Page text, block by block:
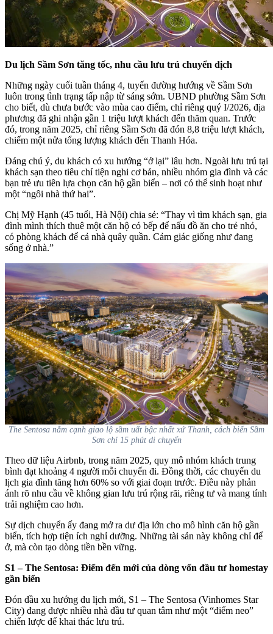
Du lịch Sầm Sơn tăng tốc, nhu cầu lưu trú chuyển dịch
Những ngày cuối tuần tháng 4, tuyến đường hướng về Sầm Sơn
luôn trong tình trạng tấp nập từ sáng sớm. UBND phường Sầm Sơn
cho biết, dù chưa bước vào mùa cao điểm, chỉ riêng quý I/2026, địa
phương đã ghi nhận gần 1 triệu lượt khách đến thăm quan. Trước
đó, trong năm 2025, chỉ riêng Sầm Sơn đã đón 8,8 triệu lượt khách,
chiếm một nửa tổng lượng khách đến Thanh Hóa.
Đáng chú ý, du khách có xu hướng “ở lại” lâu hơn. Ngoài lưu trú tại
khách sạn theo tiêu chí tiện nghi cơ bản, nhiều nhóm gia đình và các
bạn trẻ ưu tiên lựa chọn căn hộ gần biển – nơi có thể sinh hoạt như
một “ngôi nhà thứ hai”.
Chị Mỹ Hạnh (45 tuổi, Hà Nội) chia sẻ: “Thay vì tìm khách sạn, gia
đình mình thích thuê một căn hộ có bếp để nấu đồ ăn cho trẻ nhỏ,
có phòng khách để cả nhà quây quần. Cảm giác giống như đang
sống ở nhà.”
The Sentosa nằm cạnh giao lộ sầm uất bậc nhất xứ Thanh, cách biển Sầm
Sơn chỉ 15 phút di chuyển
Theo dữ liệu Airbnb, trong năm 2025, quy mô nhóm khách trung
bình đạt khoảng 4 người mỗi chuyến đi. Đồng thời, các chuyến du
lịch gia đình tăng hơn 60% so với giai đoạn trước. Điều này phản
ánh rõ nhu cầu về không gian lưu trú rộng rãi, riêng tư và mang tính
trải nghiệm cao hơn.
Sự dịch chuyển ấy đang mở ra dư địa lớn cho mô hình căn hộ gần
biển, tích hợp tiện ích nghỉ dưỡng. Những tài sản này không chỉ để
ở, mà còn tạo dòng tiền bền vững.
S1 – The Sentosa: Điểm đến mới của dòng vốn đầu tư homestay
gần biển
Đón đầu xu hướng du lịch mới, S1 – The Sentosa (Vinhomes Star
City) đang được nhiều nhà đầu tư quan tâm như một “điểm neo”
chiến lược để khai thác lưu trú.